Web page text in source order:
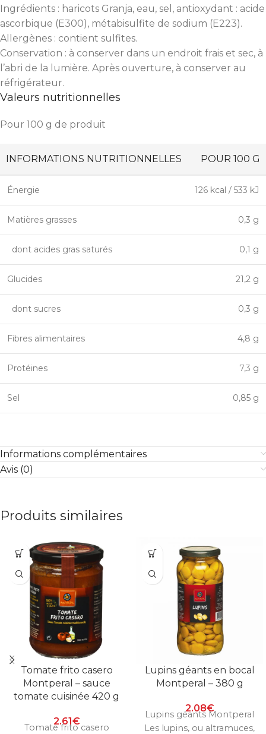
Ingrédients : haricots Granja, eau, sel, antioxydant : acide
ascorbique (E300), métabisulfite de sodium (E223).
Allergènes : contient sulfites.
Conservation : à conserver dans un endroit frais et sec, à
l’abri de la lumière. Après ouverture, à conserver au
réfrigérateur.
Valeurs nutritionnelles
Pour 100 g de produit
INFORMATIONS NUTRITIONNELLES POUR 100 G
Énergie 126 kcal / 533 kJ
Matières grasses 0,3 g
dont acides gras saturés 0,1 g
Glucides 21,2 g
dont sucres 0,3 g
Fibres alimentaires 4,8 g
Protéines 7,3 g
Sel 0,85 g
Informations complémentaires
Avis (0)
Produits similaires
Tomate frito casero
Montperal – sauce
tomate cuisinée 420 g
2.61€
Tomate frito casero
Lupins géants en bocal
Montperal – 380 g
2.08€
Lupins géants Montperal
Les lupins, ou altramuces,